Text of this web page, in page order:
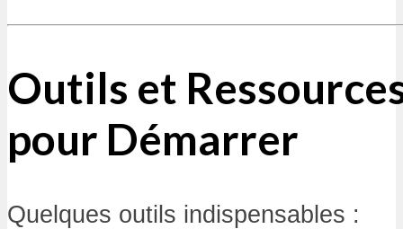
Outils et
pour Démarrer
Quelques outils indispensables :